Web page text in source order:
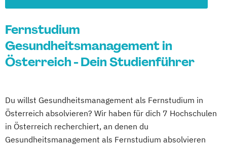
Fernstudium
Gesundheitsmanagement in
Österreich - Dein Studienführer
Du willst Gesundheitsmanagement als Fernstudium in
Österreich absolvieren? Wir haben für dich 7 Hochschulen
in Österreich recherchiert, an denen du
Gesundheitsmanagement als Fernstudium absolvieren